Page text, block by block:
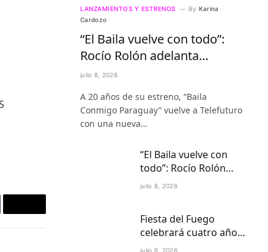
Email
LANZAMIENTOS Y ESTRENOS By Karina
Cardozo
“El Baila vuelve con todo”:
Rocío Rolón adelanta
detalles del regreso más
paraguaya
julio 8, 2026
A 20 años de su estreno, “Baila
Conmigo Paraguay” vuelve a Telefuturo
con una nueva…
“El Baila vuelve con
todo”: Rocío Rolón
adelanta detalles del
paraguaya
julio 8, 2026
Fiesta del Fuego
celebrará cuatro años
de Folklore Fusión en
julio 8, 2026